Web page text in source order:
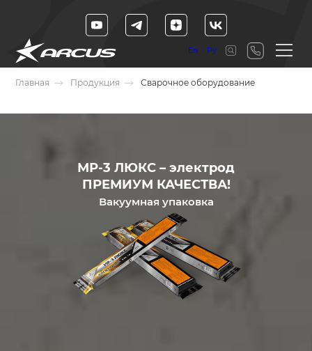
En Ру
Главная Продукция Сварочное оборудование
МР-3 ЛЮКС – электрод
ПРЕМИУМ КАЧЕСТВА!
Вакуумная упаковка